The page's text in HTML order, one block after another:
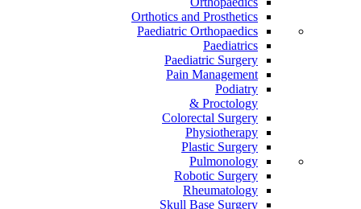
Orthotics and Prosthetics
Paediatric Orthopaedics
Paediatrics
Paediatric Surgery
Pain Management
Podiatry
Proctology &
Colorectal Surgery
Physiotherapy
Plastic Surgery
Pulmonology
Robotic Surgery
Rheumatology
Skull Base Surgery